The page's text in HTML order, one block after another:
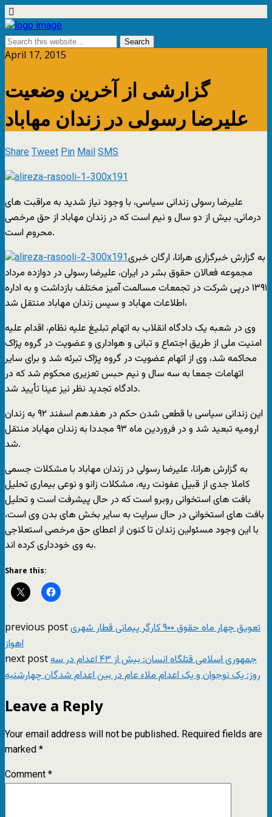
April 17, 2015
گزارشى از آخرین وضعیت
علیرضا رسولى در زندان مهاباد
ShareTweetPinMailSMS
علیرضا رسولى زندانى سیاسى، با وجود نیاز شدید به مراقبت هاى
درمانى، بیش از دو سال و نیم است که در زندان مهاباد از حق مرخصى
محروم است.
به گزارش خبرگزارى هرانا، ارگان خبرى
مجموعه فعالان حقوق بشر در ایران، علیرضا رسولى در دوازده مرداد
١٣٩١ درپى شرکت در تجمعات مسالمت آمیز مختلف بازداشت و به اداره
اطلاعات مهاباد و سپس زندان مهاباد منتقل شد،
وى در شعبه یک دادگاه انقلاب به اتهام تبلیغ علیه نظام، اقدام علیه
امنیت ملى از طریق اجتماع و تبانى و هوادارى و عضویت در گروه پژاک
محاکمه شد، وى از اتهام عضویت در گروه پژاک تبرئه شد و برای سایر
اتهامات جمعا به سه سال و نیم حبس تعزیرى محکوم شد که در
دادگاه تجدید نظر نیز عینا تأیید شد.
این زندانى سیاسى با قطعى شدن حکم در هفدهم اسفند ٩٢ به زندان
ارومیه تبعید شد و در فروردین ماه ٩٣ مجددا به زندان مهاباد منتقل
شد.
به گزارش هرانا، علیرضا رسولى در زندان مهاباد با مشکلات جسمى
کاملا جدى از قبیل عفونت ریه، مشکلات زانو و نوعى بیمارى تحلیل
بافت هاى استخوانى روبرو است که در حال پیشرفت است و تحلیل
بافت هاى استخوانى در حال سرایت به سایر بخش هاى بدن وى است،
با این وجود مسئولین زندان تا کنون از اعطاى حق مرخصى استعلاجى
به وى خوددارى کرده اند.
Share this:
previous postتعويق چهار ماه حقوق ۹۰۰ کارگر پیمانی قطار شهری
اهواز
next postجمهوری اسلامی قتلگاه انسان: بیش از ۴۳ اعدام در سه
روز: یک نوجوان و یک اعدام ملاء عام در بین اعدام شدگان چهارشنبه
Leave a Reply
Your email address will not be published. Required fields are
marked*
Comment*